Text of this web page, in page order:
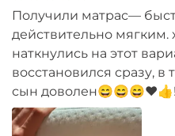
Получили матрас—
действительно мягким.
наткнулись на этот
восстановился сразу,
сын